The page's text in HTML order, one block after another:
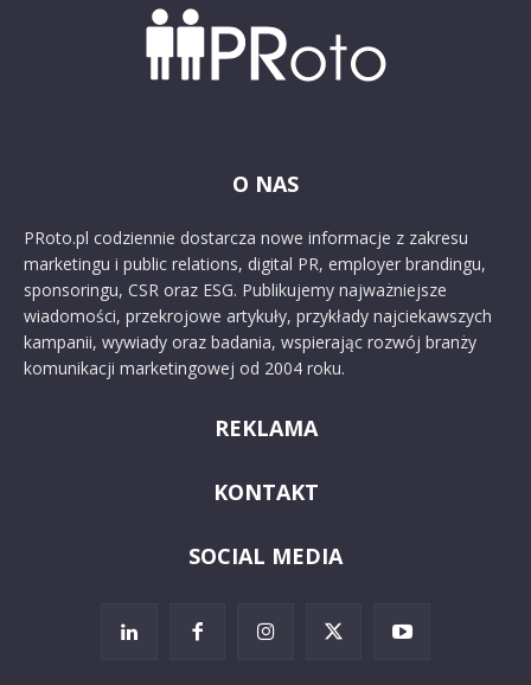
O NAS
PRoto.pl codziennie dostarcza nowe informacje z zakresu
marketingu i public relations, digital PR, employer brandingu,
sponsoringu, CSR oraz ESG. Publikujemy najważniejsze
wiadomości, przekrojowe artykuły, przykłady najciekawszych
kampanii, wywiady oraz badania, wspierając rozwój branży
komunikacji marketingowej od 2004 roku.
REKLAMA
KONTAKT
SOCIAL MEDIA